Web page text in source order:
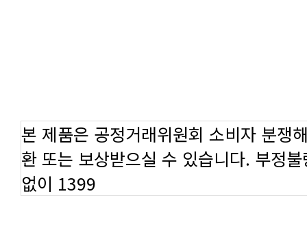
본 제품은 공정거래위원회 소비자 분쟁
환 또는 보상받으실 수 있습니다. 부정
없이 1399